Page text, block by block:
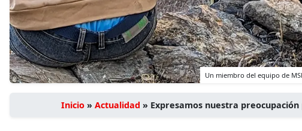
Un miembro del equipo de
Inicio » Actualidad » Expresamos nuestra